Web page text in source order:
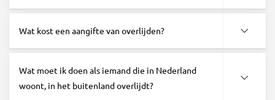
Wat kost een aangifte van overlijden?
Wat moet ik doen als iemand die in Nederland
woont, in het buitenland overlijdt?